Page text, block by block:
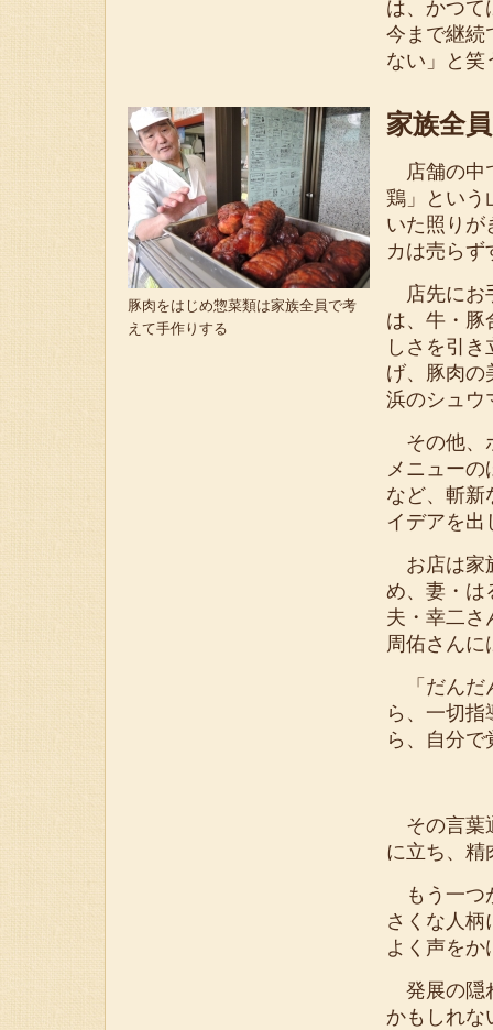
は、かつて
今まで継続
ない」と笑
豚肉をはじめ惣菜類は家族全員で考
えて手作りする
家族全
店舗の中
鶏」という
いた照りが
カは売らず
店先にお
は、牛・豚
しさを引
げ、豚肉の
浜のシュウ
その他、
メニューの
など、斬新
イデアを出
お店は家
め、妻・は
夫・幸二さ
周佑さんに
「だんだ
ら、一切
ら、自分
その言葉
に立ち、精
もう一つ
さくな人柄
よく声をか
発展の隠
かもしれな